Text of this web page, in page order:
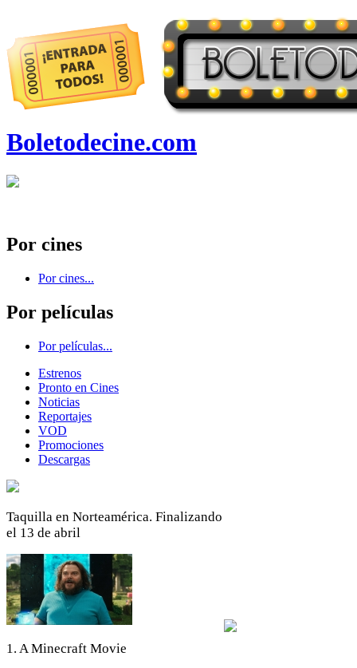
Boletodecine.com
Por cines
Por cines...
Por películas
Por películas...
Estrenos
Pronto en Cines
Noticias
Reportajes
VOD
Promociones
Descargas
Taquilla en Norteamérica. Finalizando
el 13 de abril
1. A Minecraft Movie